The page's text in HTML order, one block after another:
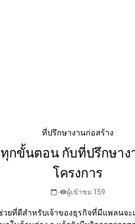
ที่ปรึกษางานก่อสร้าง
กขั้นตอน กับที่ปรึกษา
โครงการ
calendar_today-visibilityผู้เข้าชม 159
ยที่ดีสำหรับเจ้าของธุรกิจที่มีแพลนจะ